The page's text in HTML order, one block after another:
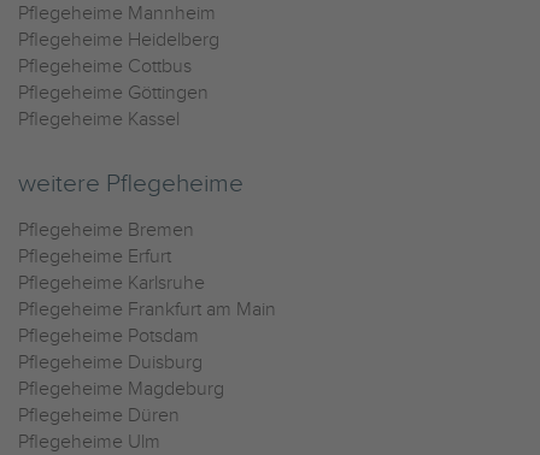
Pflegeheime Mannheim
Pflegeheime Heidelberg
Pflegeheime Cottbus
Pflegeheime Göttingen
Pflegeheime Kassel
weitere Pflegeheime
Pflegeheime Bremen
Pflegeheime Erfurt
Pflegeheime Karlsruhe
Pflegeheime Frankfurt am Main
Pflegeheime Potsdam
Pflegeheime Duisburg
Pflegeheime Magdeburg
Pflegeheime Düren
Pflegeheime Ulm